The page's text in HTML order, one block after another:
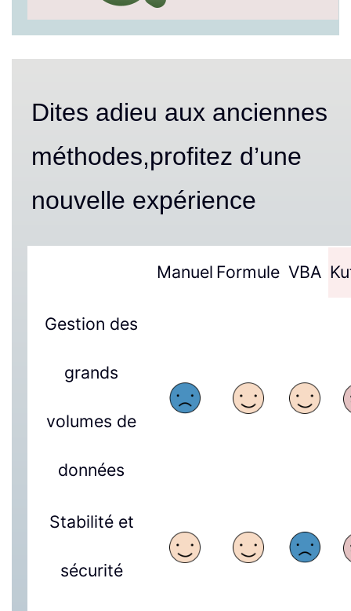
Dites adieu aux anciennes
méthodes,profitez d’une
nouvelle expérience
Manuel Formule VBA
Gestion des
grands
volumes de
données
Stabilité et
sécurité